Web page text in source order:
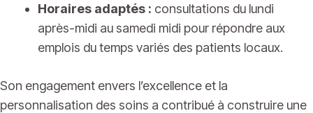
Horaires adaptés : consultations du lundi
après-midi au samedi midi pour répondre aux
emplois du temps variés des patients locaux.
Son engagement envers l’excellence et la
personnalisation des soins a contribué à construire une